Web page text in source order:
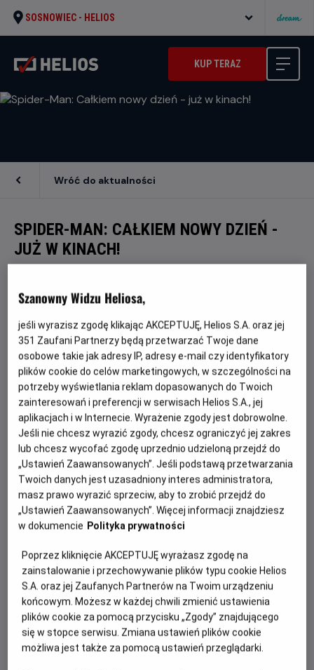
SOSNOWIEC - HELIOS
KUP TERAZ
SPIDER-MAN: CAŁKIEM NOWY DZIEŃ -
JUŻ W KINACH!
Wróć do aktualności
Dołącz do Spider-Mana w jego najbardziej
osobistej walce i kup bilet na wyczekiwaną
kontynuację z Tomem Hollandem w roli głównej.
Po światowym sukcesie „Spider-Man: Bez drogi do
domu”, film „Spider-Man: Całkiem nowy dzień” otwiera
zupełnie nowy rozdział w życiu Petera Parkera i Spider-
samotnie - od czasu, gdy z własnej woli wymazał się z
życia i pamięci tych, których kochał. Walcząc z
przestępczością w Nowym Jorku, który nie zna już jego
imienia, w pełni poświęcił się ochronie miasta. Gdy
rosnące wymagania zaczynają go przytłaczać, presja
wywołuje zaskakującą fizyczną przemianę, która
Szanowny Widzu Heliosa,
jeśli wyrazisz zgodę klikając AKCEPTUJĘ, Helios S.A. oraz jej
351 Zaufani Partnerzy będą przetwarzać Twoje dane
osobowe takie jak adresy IP, adresy e-mail czy identyfikatory
plików cookie do celów marketingowych, w szczególności na
potrzeby wyświetlania reklam dopasowanych do Twoich
zainteresowań i preferencji w serwisach Helios S.A., jej
aplikacjach i w Internecie. Wyrażenie zgody jest dobrowolne.
Jeśli nie chcesz wyrazić zgody, chcesz ograniczyć jej zakres
lub chcesz wycofać zgodę uprzednio udzieloną przejdź do
„Ustawień Zaawansowanych”. Jeśli podstawą przetwarzania
Twoich danych jest uzasadniony interes administratora,
masz prawo wyrazić sprzeciw, aby to zrobić przejdź do
„Ustawień Zaawansowanych”. Więcej informacji znajdziesz
w dokumencie Polityka prywatności
Poprzez kliknięcie AKCEPTUJĘ wyrażasz zgodę na
zainstalowanie i przechowywanie plików typu cookie Helios
S.A. oraz jej Zaufanych Partnerów na Twoim urządzeniu
końcowym. Możesz w każdej chwili zmienić ustawienia
plików cookie za pomocą przycisku „Zgody” znajdującego
się w stopce serwisu. Zmiana ustawień plików cookie
możliwa jest także za pomocą ustawień przeglądarki.